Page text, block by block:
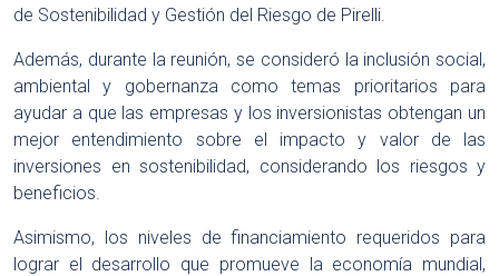
de Sostenibilidad y Gestión del Riesgo de Pirelli.
Además, durante la reunión, se consideró la inclusión social,
ambiental y gobernanza como temas prioritarios para
ayudar a que las empresas y los inversionistas obtengan un
mejor entendimiento sobre el impacto y valor de las
inversiones en sostenibilidad, considerando los riesgos y
beneficios.
Asimismo, los niveles de financiamiento requeridos para
lograr el desarrollo que promueve la economía mundial,